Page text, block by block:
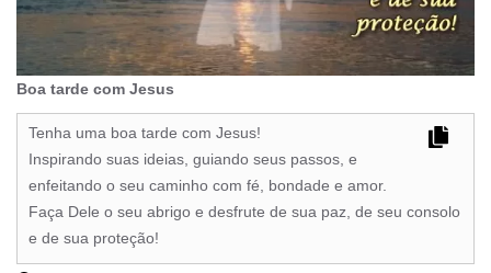
Boa tarde com Jesus
Tenha uma boa tarde com Jesus!
Inspirando suas ideias, guiando seus passos, e
enfeitando o seu caminho com fé, bondade e amor.
Faça Dele o seu abrigo e desfrute de sua paz, de seu consolo
e de sua proteção!